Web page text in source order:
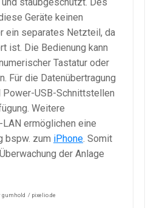
Geräte keinen
ein separates Netzteil, da
ist. Die Bedienung kann
Tastatur oder
Für die Datenübertragung
Power-USB-Schnittstellen
Weitere
ermöglichen eine
bspw. zum iPhone. Somit
der Anlage
gumhold / pixelio.de